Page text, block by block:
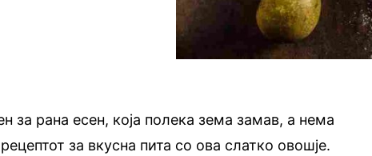
за рана есен, која полека зема замав, а нема
за вкусна пита со ова слатко овошје.